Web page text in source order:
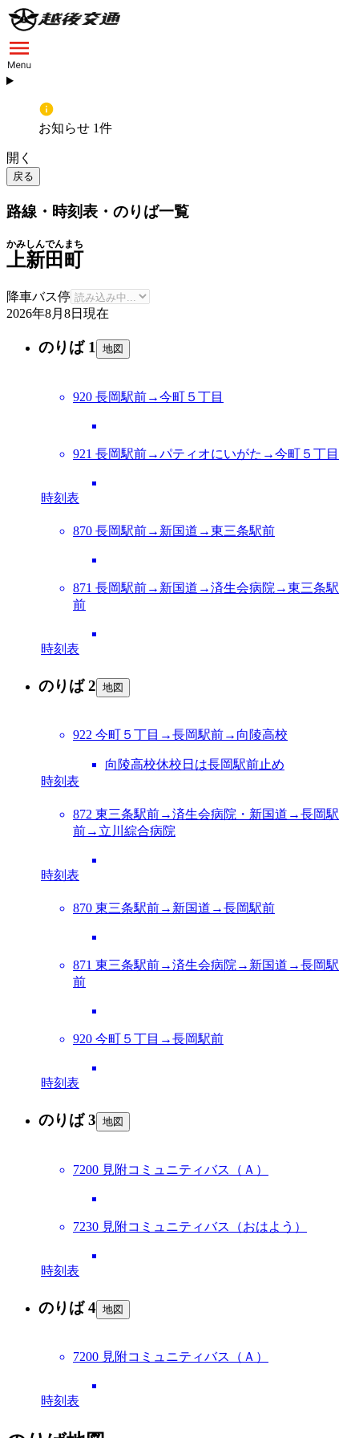
お知らせ 1件
開く
戻る
路線・時刻表・のりば一覧
上新田町
かみしんでんまち
降車バス停
2026年8月8日 現在
のりば 1 地図
920 長岡駅前→今町５丁目
921 長岡駅前→パティオにいがた→今町５丁目
時刻表
870 長岡駅前→新国道→東三条駅前
871 長岡駅前→新国道→済生会病院→東三条駅
前
時刻表
のりば 2 地図
922 今町５丁目→長岡駅前→向陵高校
向陵高校休校日は長岡駅前止め
時刻表
872 東三条駅前→済生会病院・新国道→長岡駅
前→立川綜合病院
時刻表
870 東三条駅前→新国道→長岡駅前
871 東三条駅前→済生会病院→新国道→長岡駅
前
920 今町５丁目→長岡駅前
時刻表
のりば 3 地図
7200 見附コミュニティバス（Ａ）
7230 見附コミュニティバス（おはよう）
時刻表
のりば 4 地図
7200 見附コミュニティバス（Ａ）
時刻表